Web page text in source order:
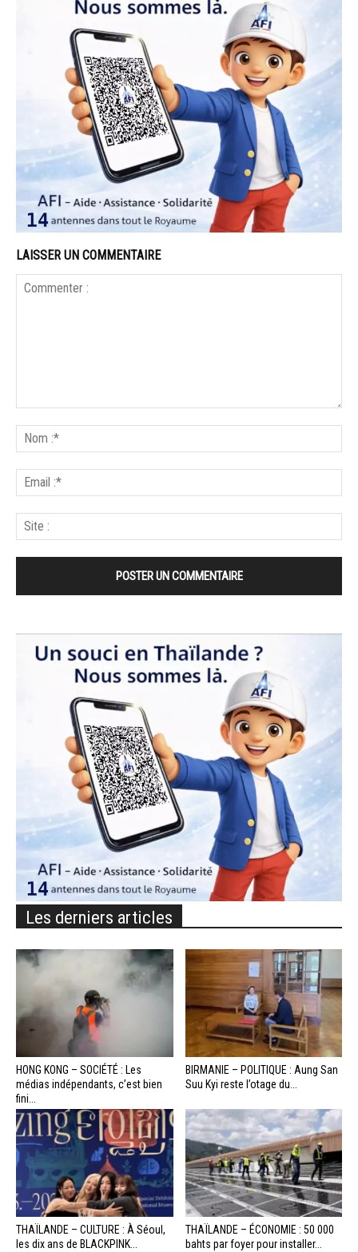
LAISSER UN COMMENTAIRE
Les derniers articles
HONG KONG – SOCIÉTÉ : Les
médias indépendants, c’est bien
fini...
BIRMANIE – POLITIQUE : Aung San
Suu Kyi reste l’otage du...
THAÏLANDE – CULTURE : À Séoul,
les dix ans de BLACKPINK...
THAÏLANDE – ÉCONOMIE : 50 000
bahts par foyer pour installer...